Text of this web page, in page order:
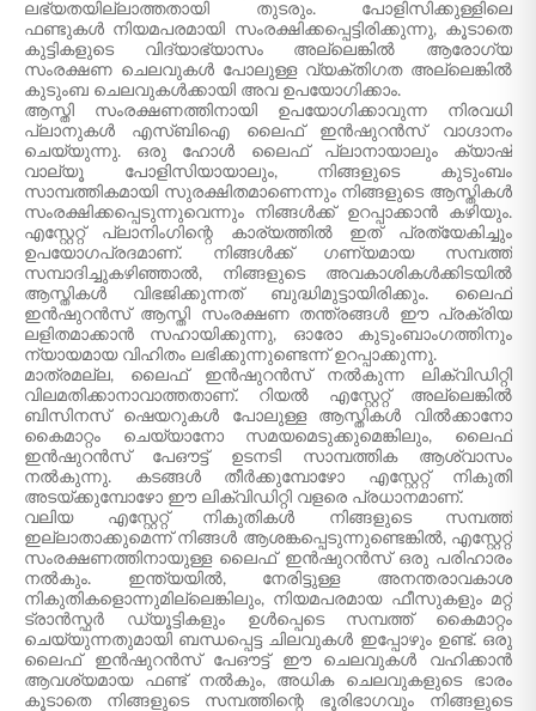
ലഭ്യതയില്ലാത്തതായി തുടരും. പോളിസിക്കുള്ളിലെ
ഫണ്ടുകൾ നിയമപരമായി സംരക്ഷിക്കപ്പെട്ടിരിക്കുന്നു, കൂടാതെ
കുട്ടികളുടെ വിദ്യാഭ്യാസം അല്ലെങ്കിൽ ആരോഗ്യ
സംരക്ഷണ ചെലവുകൾ പോലുള്ള വ്യക്തിഗത അല്ലെങ്കിൽ
കുടുംബ ചെലവുകൾക്കായി അവ ഉപയോഗിക്കാം.
ആസ്തി സംരക്ഷണത്തിനായി ഉപയോഗിക്കാവുന്ന നിരവധി
പ്ലാനുകൾ എസ്‌ബി‌ഐ ലൈഫ് ഇൻഷുറൻസ് വാഗ്ദാനം
ചെയ്യുന്നു. ഒരു ഹോൾ ലൈഫ് പ്ലാനായാലും ക്യാഷ്
വാല്യൂ പോളിസിയായാലും, നിങ്ങളുടെ കുടുംബം
സാമ്പത്തികമായി സുരക്ഷിതമാണെന്നും നിങ്ങളുടെ ആസ്തികൾ
സംരക്ഷിക്കപ്പെടുന്നുവെന്നും നിങ്ങൾക്ക് ഉറപ്പാക്കാൻ കഴിയും.
എസ്റ്റേറ്റ് പ്ലാനിംഗിന്റെ കാര്യത്തിൽ ഇത് പ്രത്യേകിച്ചും
ഉപയോഗപ്രദമാണ്. നിങ്ങൾക്ക് ഗണ്യമായ സമ്പത്ത്
സമ്പാദിച്ചുകഴിഞ്ഞാൽ, നിങ്ങളുടെ അവകാശികൾക്കിടയിൽ
ആസ്തികൾ വിഭജിക്കുന്നത് ബുദ്ധിമുട്ടായിരിക്കും. ലൈഫ്
ഇൻഷുറൻസ് ആസ്തി സംരക്ഷണ തന്ത്രങ്ങൾ ഈ പ്രക്രിയ
ലളിതമാക്കാൻ സഹായിക്കുന്നു, ഓരോ കുടുംബാംഗത്തിനും
ന്യായമായ വിഹിതം ലഭിക്കുന്നുണ്ടെന്ന് ഉറപ്പാക്കുന്നു.
മാത്രമല്ല, ലൈഫ് ഇൻഷുറൻസ് നൽകുന്ന ലിക്വിഡിറ്റി
വിലമതിക്കാനാവാത്തതാണ്. റിയൽ എസ്റ്റേറ്റ് അല്ലെങ്കിൽ
ബിസിനസ് ഷെയറുകൾ പോലുള്ള ആസ്തികൾ വിൽക്കാനോ
കൈമാറ്റം ചെയ്യാനോ സമയമെടുക്കുമെങ്കിലും, ലൈഫ്
ഇൻഷുറൻസ് പേഔട്ട് ഉടനടി സാമ്പത്തിക ആശ്വാസം
നൽകുന്നു. കടങ്ങൾ തീർക്കുമ്പോഴോ എസ്റ്റേറ്റ് നികുതി
അടയ്ക്കുമ്പോഴോ ഈ ലിക്വിഡിറ്റി വളരെ പ്രധാനമാണ്.
വലിയ എസ്റ്റേറ്റ് നികുതികൾ നിങ്ങളുടെ സമ്പത്ത്
ഇല്ലാതാക്കുമെന്ന് നിങ്ങൾ ആശങ്കപ്പെടുന്നുണ്ടെങ്കിൽ, എസ്റ്റേറ്റ്
സംരക്ഷണത്തിനായുള്ള ലൈഫ് ഇൻഷുറൻസ് ഒരു പരിഹാരം
നൽകും. ഇന്ത്യയിൽ, നേരിട്ടുള്ള അനന്തരാവകാശ
നികുതികളൊന്നുമില്ലെങ്കിലും, നിയമപരമായ ഫീസുകളും മറ്റ്
ട്രാൻസ്ഫർ ഡ്യൂട്ടികളും ഉൾപ്പെടെ സമ്പത്ത് കൈമാറ്റം
ചെയ്യുന്നതുമായി ബന്ധപ്പെട്ട ചിലവുകൾ ഇപ്പോഴും ഉണ്ട്. ഒരു
ലൈഫ് ഇൻഷുറൻസ് പേഔട്ട് ഈ ചെലവുകൾ വഹിക്കാൻ
ആവശ്യമായ ഫണ്ട് നൽകും, അധിക ചെലവുകളുടെ ഭാരം
കൂടാതെ നിങ്ങളുടെ സമ്പത്തിന്റെ ഭൂരിഭാഗവും നിങ്ങളുടെ